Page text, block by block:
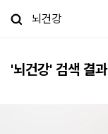
'뇌건강' 검색 결과